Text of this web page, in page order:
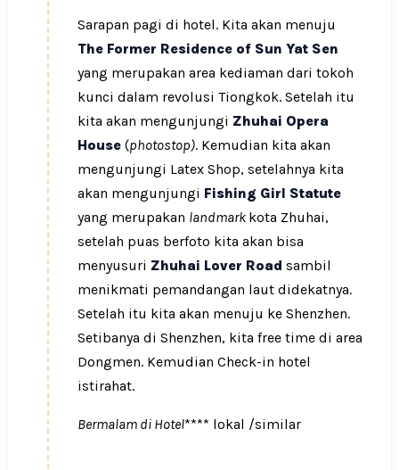
Sarapan pagi di hotel. Kita akan menuju
The Former Residence of Sun Yat Sen
yang merupakan area kediaman dari tokoh
kunci dalam revolusi Tiongkok. Setelah itu
kita akan mengunjungi Zhuhai Opera
House (photostop). Kemudian kita akan
mengunjungi Latex Shop, setelahnya kita
akan mengunjungi Fishing Girl Statute
yang merupakan landmark kota Zhuhai,
setelah puas berfoto kita akan bisa
menyusuri Zhuhai Lover Road sambil
menikmati pemandangan laut didekatnya.
Setelah itu kita akan menuju ke Shenzhen.
Setibanya di Shenzhen, kita free time di area
Dongmen. Kemudian Check-in hotel
istirahat.
Bermalam di Hotel**** lokal /similar